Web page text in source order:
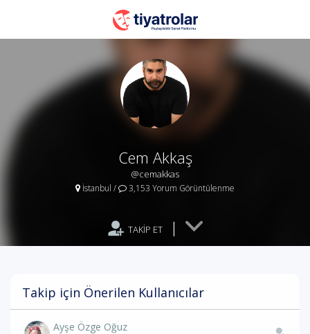
Cem Akkaş
@cemakkas
İstanbul / 3,153 Yorum Görüntülenme
TAKİP ET |
Takip için Önerilen Kullanıcılar
Ayşe Özge Oğuz